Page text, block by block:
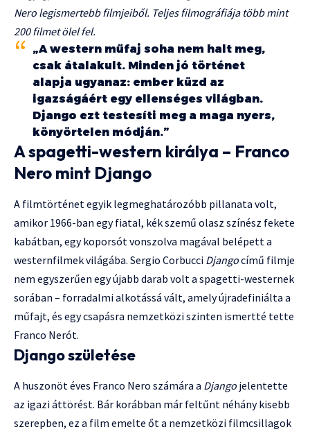
Nero legismertebb filmjeiből. Teljes filmográfiája több mint
200 filmet ölel fel.
„A western műfaj soha nem halt meg,
csak átalakult. Minden jó történet
alapja ugyanaz: ember küzd az
igazságáért egy ellenséges világban.
Django ezt testesíti meg a maga nyers,
könyörtelen módján.”
A spagetti-western királya – Franco
Nero mint Django
A filmtörténet egyik legmeghatározóbb pillanata volt,
amikor 1966-ban egy fiatal, kék szemű olasz színész fekete
kabátban, egy koporsót vonszolva magával belépett a
westernfilmek világába. Sergio Corbucci Djangocímű filmje
nem egyszerűen egy újabb darab volt a spagetti-westernek
sorában – forradalmi alkotássá vált, amely újradefiniálta a
műfajt, és egy csapásra nemzetközi szinten ismertté tette
Franco Nerót.
Django születése
A huszonöt éves Franco Nero számára a Django jelentette
az igazi áttörést. Bár korábban már feltűnt néhány kisebb
szerepben, ez a film emelte őt a nemzetközi filmcsillagok